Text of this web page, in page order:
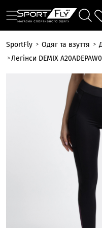
SportFly Одяг та взуття
Легінси DEMIX